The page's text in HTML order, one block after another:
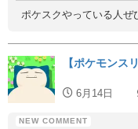
ポケスクやっている人ぜ
【ポケモンス
6月14日